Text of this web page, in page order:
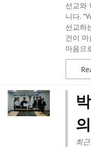
선교와
니다.
선교하
건이
마음으
최